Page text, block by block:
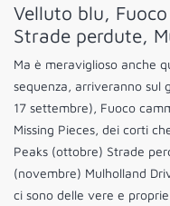
Velluto blu,
Strade perdute,
Ma è meraviglioso anche
sequenza, arriveranno sul
17 settembre), Fuoco
Missing Pieces, dei corti
Peaks (ottobre) Strade
(novembre) Mulholland
ci sono delle vere e